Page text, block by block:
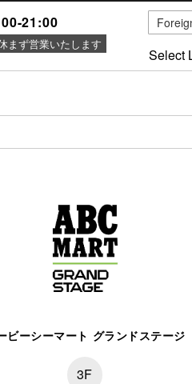
21:00
まず営業いたします
ビーシーマート グランドステージ
3F
Select